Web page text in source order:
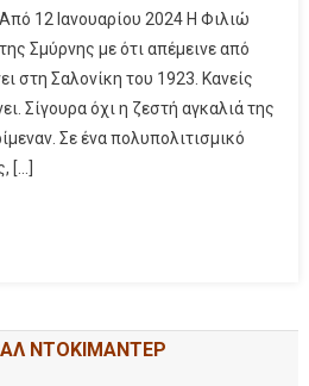
12 Ιανουαρίου 2024 Η Φιλιώ
Σμύρνης με ότι απέμεινε από
στη Σαλονίκη του 1923. Κανείς
Σίγουρα όχι η ζεστή αγκαλιά της
Σε ένα πολυπολιτισμικό
[…]
ΝΤΟΚΙΜΑΝΤΕΡ